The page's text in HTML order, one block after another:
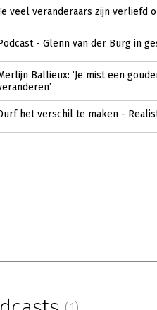
veel veranderaars zijn verliefd
- Glenn van der Burg in
Ballieux: ‘Je mist een
het verschil te maken -